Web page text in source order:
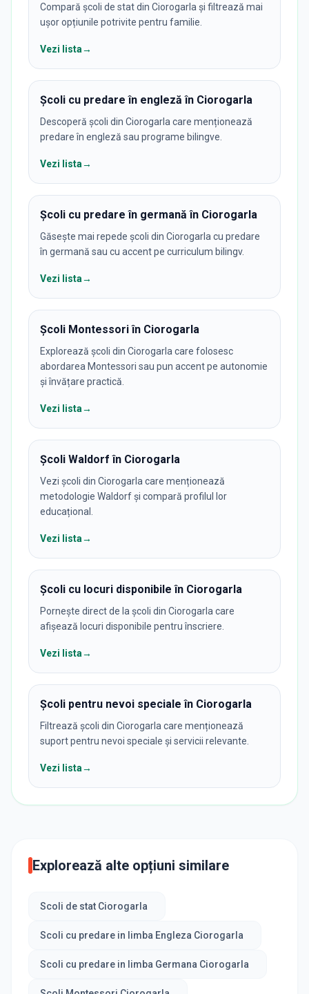
Compară școli de stat din Ciorogarla și filtrează mai
ușor opțiunile potrivite pentru familie.
Vezi lista→
Școli cu predare în engleză în Ciorogarla
Descoperă școli din Ciorogarla care menționează
predare în engleză sau programe bilingve.
Vezi lista→
Școli cu predare în germană în Ciorogarla
Găsește mai repede școli din Ciorogarla cu predare
în germană sau cu accent pe curriculum bilingv.
Vezi lista→
Școli Montessori în Ciorogarla
Explorează școli din Ciorogarla care folosesc
abordarea Montessori sau pun accent pe autonomie
și învățare practică.
Vezi lista→
Școli Waldorf în Ciorogarla
Vezi școli din Ciorogarla care menționează
metodologie Waldorf și compară profilul lor
educațional.
Vezi lista→
Școli cu locuri disponibile în Ciorogarla
Pornește direct de la școli din Ciorogarla care
afișează locuri disponibile pentru înscriere.
Vezi lista→
Școli pentru nevoi speciale în Ciorogarla
Filtrează școli din Ciorogarla care menționează
suport pentru nevoi speciale și servicii relevante.
Vezi lista→
Explorează alte opțiuni similare
Scoli de stat Ciorogarla
Scoli cu predare in limba Engleza Ciorogarla
Scoli cu predare in limba Germana Ciorogarla